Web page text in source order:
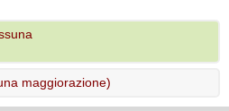
maggiorazione)